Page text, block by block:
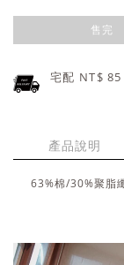
售完
宅配 NT$85
產品說明
63%棉/30%聚脂